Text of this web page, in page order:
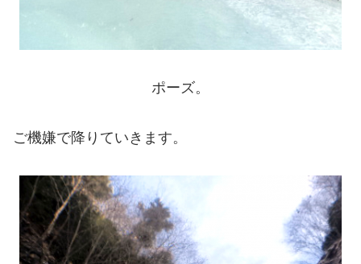
ポーズ。
ご機嫌で降りていきます。